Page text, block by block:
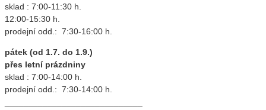
sklad : 7:00-11:30 h.
12:00-15:30 h.
prodejní odd.: 7:30-16:00 h.
pátek (od 1.7. do 1.9.)
přes letní prázdniny
sklad : 7:00-14:00 h.
prodejní odd.: 7:30-14:00 h.